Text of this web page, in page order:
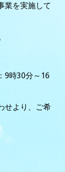
業を実施して
9時30分～16
せより、ご希